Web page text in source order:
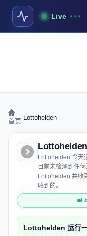
Live
首页 Lottohelden
Lottohelden 今天
目前未检测到任
Lottohelden 共收
收到的。
Lottohelden 运行一